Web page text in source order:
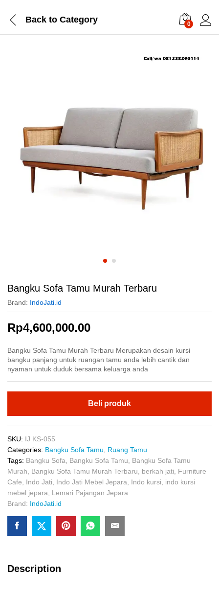
Back to Category 0
Bangku Sofa Tamu Murah Terbaru
Brand: IndoJati.id
Rp4,600,000.00
Bangku Sofa Tamu Murah Terbaru Merupakan desain kursi
bangku panjang untuk ruangan tamu anda lebih cantik dan
nyaman untuk duduk bersama keluarga anda
Beli produk
SKU: IJ KS-055
Categories: Bangku Sofa Tamu
Ruang Tamu
Tags: Bangku Sofa Bangku Sofa Tamu
Bangku Sofa Tamu
Murah
Bangku Sofa Tamu Murah Terbaru berkah jati
Furniture
Cafe
Indo Jati Indo Jati Mebel Jepara Indo kursi
indo kursi
mebel jepara
Lemari Pajangan Jepara
Brand: IndoJati.id
Description